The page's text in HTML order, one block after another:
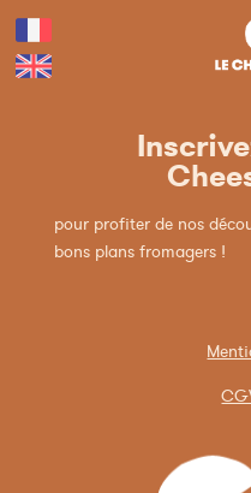
pour profiter de nos
bons plans fromagers !